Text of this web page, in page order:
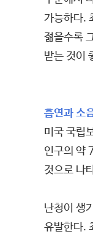
가능하다.
젊을수록
받는 것이
흡연과 소
미국 국립
인구의 약
것으로 나
난청이 생
유발한다.